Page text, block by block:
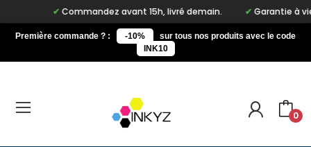
Commandez avant 15h, livré demain. Garantie à vie
Première commande ? : -10%
sur tous nos produits avec le code
INK10
0